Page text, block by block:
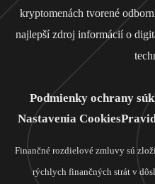
kryptomenách tvorené
najlepší zdroj informácií o
Podmienky ochrany
Nastavenia Cookies
Finančné rozdielové zmluvy sú
rýchlych finančných strát v